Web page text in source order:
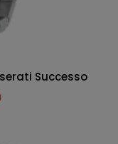
Successo